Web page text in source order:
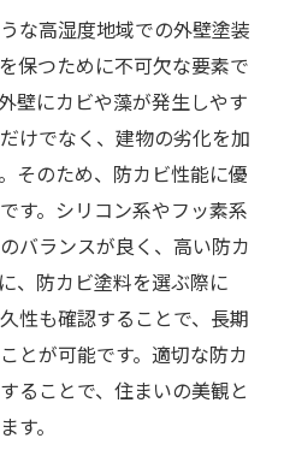
効果的な塗装
した塗料選び
材のトレンド
に応じた塗装プラン
外壁塗装の重要性
す影響
塗装の役割
防止塗料
防ぐメンテナンス法
理と塗装の関係
健康を維持
な高湿度地域での外壁塗装
保つために不可欠な要素で
壁にカビや藻が発生しやす
けでなく、建物の劣化を加
そのため、防カビ性能に優
す。シリコン系やフッ素系
バランスが良く、高い防カ
、防カビ塗料を選ぶ際に
性も確認することで、長期
とが可能です。適切な防カ
ることで、住まいの美観と
す。